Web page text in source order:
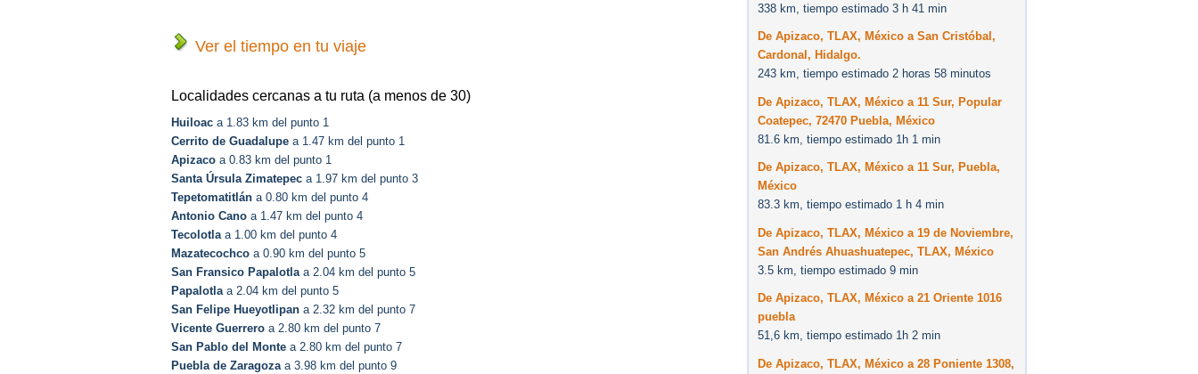
Ver el tiempo en tu viaje
Localidades cercanas a tu ruta (a menos de 30)
Huiloac a 1.83 km del punto 1
Cerrito de Guadalupe a 1.47 km del punto 1
Apizaco a 0.83 km del punto 1
Santa Úrsula Zimatepec a 1.97 km del punto 3
Tepetomatitlán a 0.80 km del punto 4
Antonio Cano a 1.47 km del punto 4
Tecolotlaa 1.00 km del punto 4
Mazatecochco a 0.90 km del punto 5
San Fransico Papalotlaa 2.04 km del punto 5
Papalotlaa 2.04 km del punto 5
San Felipe Hueyotlipan a 2.32 km del punto 7
Vicente Guerrero a 2.80 km del punto 7
San Pablo del Monte a 2.80 km del punto 7
Puebla de Zaragozaa 3.98 km del punto 9
338 km, tiempo estimado 3 h 41 min
De Apizaco, TLAX, México a San Cristóbal,
Cardonal, Hidalgo.
243 km, tiempo estimado 2 horas 58 minutos
De Apizaco, TLAX, México a 11 Sur, Popular
Coatepec, 72470 Puebla, México
81.6 km, tiempo estimado 1h 1 min
De Apizaco, TLAX, México a 11 Sur, Puebla,
México
83.3 km, tiempo estimado 1 h 4 min
De Apizaco, TLAX, México a 19 de Noviembre,
San Andrés Ahuashuatepec, TLAX, México
3.5 km, tiempo estimado 9 min
De Apizaco, TLAX, México a 21 Oriente 1016
puebla
51,6 km, tiempo estimado 1h 2 min
De Apizaco, TLAX, México a 28 Poniente 1308,